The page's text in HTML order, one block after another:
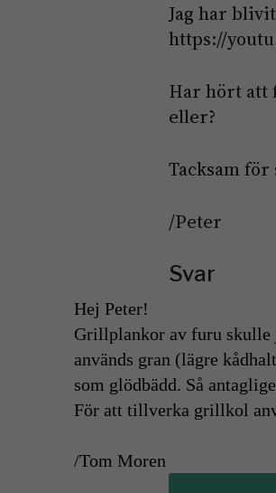
Jag har
https://
Har hört att
eller?
Tacksam för
/Peter
Svar
Hej Peter!
Grillplankor av furu skulle
används gran (lägre
som glödbädd. Så
För att tillverka grillkol
/Tom Moren